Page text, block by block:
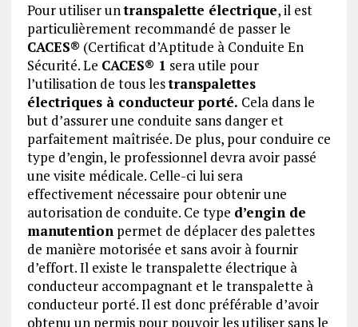
Pour utiliser untranspalette électrique, il est
particulièrement recommandé de passer le
CACES® (Certificat d’Aptitude à Conduite En
Sécurité. Le CACES® 1 sera utile pour
l’utilisation de tous lestranspalettes
électriques à conducteur porté. Cela dans le
but d’assurer une conduite sans danger et
parfaitement maîtrisée. De plus, pour conduire ce
type d’engin, le professionnel devra avoir passé
une visite médicale. Celle-ci lui sera
effectivement nécessaire pour obtenir une
autorisation de conduite. Ce type d’engin de
manutentionpermet de déplacer des palettes
de manière motorisée et sans avoir à fournir
d’effort. Il existe le transpalette électrique à
conducteur accompagnant et le transpalette à
conducteur porté. Il est donc préférable d’avoir
obtenu un permis pour pouvoir les utiliser sans le